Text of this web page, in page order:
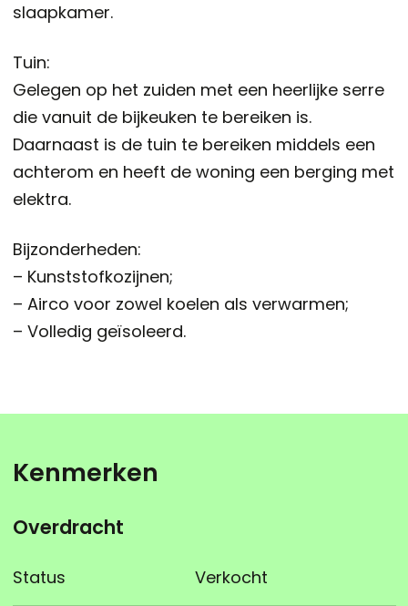
slaapkamer.
Tuin:
Gelegen op het zuiden met een heerlijke serre
die vanuit de bijkeuken te bereiken is.
Daarnaast is de tuin te bereiken middels een
achterom en heeft de woning een berging met
elektra.
Bijzonderheden:
– Kunststofkozijnen;
– Airco voor zowel koelen als verwarmen;
– Volledig geïsoleerd.
Kenmerken
Overdracht
Status Verkocht